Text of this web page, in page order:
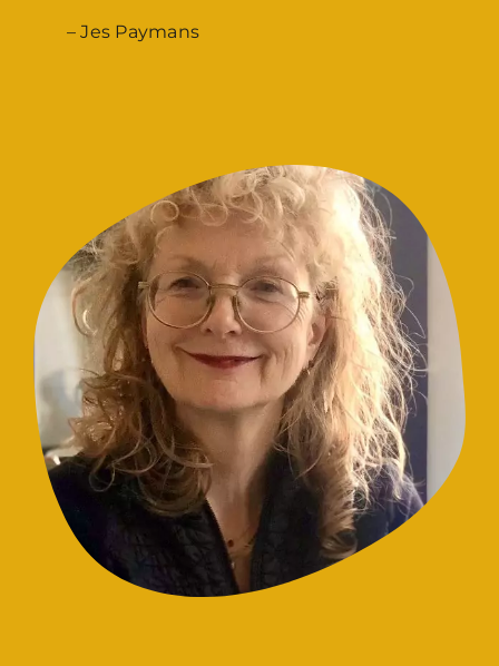
– Jes Paymans